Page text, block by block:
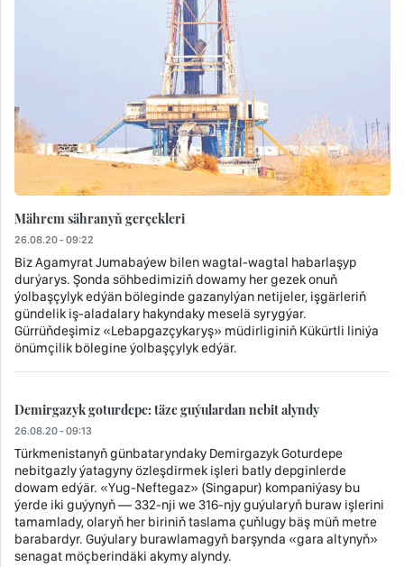
Mährem sähranyň gerçekleri
26.08.20 - 09:22
Biz Agamyrat Jumabaýew bilen wagtal-wagtal habarlaşyp
durýarys. Şonda söhbedimiziň dowamy her gezek onuň
ýolbaşçylyk edýän böleginde gazanylýan netijeler, işgärleriň
gündelik iş-aladalary hakyndaky meselä syrygýar.
Gürrüňdeşimiz «Lebapgazçykaryş» müdirliginiň Kükürtli liniýa
önümçilik bölegine ýolbaşçylyk edýär.
Demirgazyk goturdepe: täze guýulardan nebit alyndy
26.08.20 - 09:13
Türkmenistanyň günbataryndaky Demirgazyk Goturdepe
nebitgazly ýatagyny özleşdirmek işleri batly depginlerde
dowam edýär. «Yug-Neftegaz» (Singapur) kompaniýasy bu
ýerde iki guýynyň — 332-nji we 316-njy guýularyň buraw işlerini
tamamlady, olaryň her biriniň taslama çuňlugy bäş müň metre
barabardyr. Guýulary burawlamagyň barşynda «gara altynyň»
senagat möçberindäki akymy alyndy.